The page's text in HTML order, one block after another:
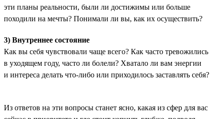
эти планы реальности, были ли достижимы или больше
походили на мечты? Понимали ли вы, как их осуществить?
3) Внутреннее состояние
Как вы себя чувствовали чаще всего? Как часто тревожились
в уходящем году, часто ли болели? Хватало ли вам энергии
и интереса делать что-либо или приходилось заставлять себя?
Из ответов на эти вопросы станет ясно, какая из сфер для вас